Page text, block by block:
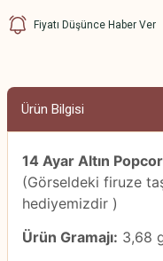
Fiyatı Düşünce Haber Ver
Ürün Bilgisi
14 Ayar Altın
(Görseldeki firuze
hediyemizdir )
Ürün Gramajı: 3,68